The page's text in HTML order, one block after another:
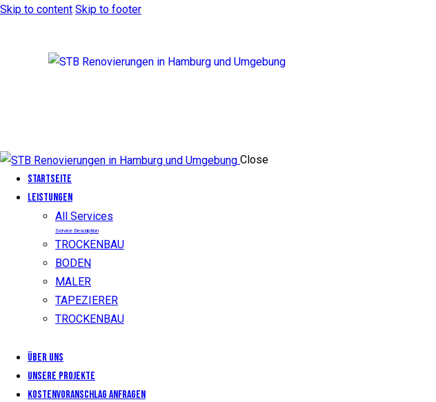
Skip to content Skip to footer
Close
Startseite
LEISTUNGEN
All Services
Service Description
TROCKENBAU
BODEN
MALER
TAPEZIERER
TROCKENBAU
Über uns
Unsere Projekte
KOSTENVORANSCHLAG ANFRAGEN